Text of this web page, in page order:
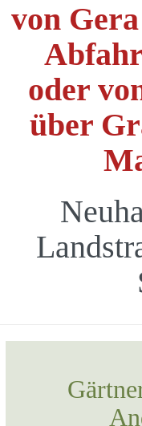
von
oder
über